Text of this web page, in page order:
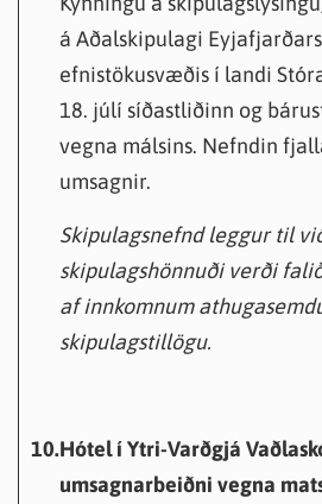
á Aðalskipulagi
efnistökusvæðis í landi
18. júlí síðastliðinn og
vegna málsins. Nefndin
umsagnir.
Skipulagsnefnd leggur til
skipulagshönnuði verði
af innkomnum
skipulagstillögu.
10.Hótel í Ytri-Varðgjá
umsagnarbeiðni vegna